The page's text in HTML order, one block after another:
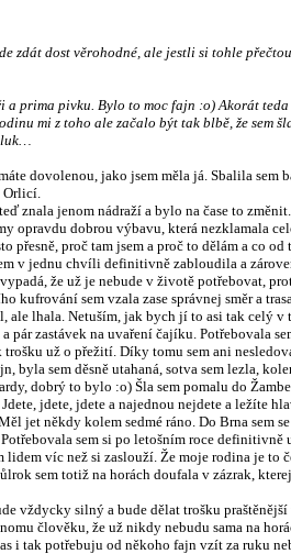
zdát dost věrohodné, ale jestli si tohle
a prima pivku. Bylo to moc fajn :o) Akorát
mi z toho ale začalo být tak blbě, že sem
dovolenou, jako jsem měla já. Sbalila
Orlicí.
znala jenom nádraží a bylo na čase to
opravdu dobrou výbavu, která nezklamala
přesně, proč tam jsem a proč to dělám a co
v jednu chvíli definitivně zabloudila a
že už je nebude v životě potřebovat,
sem vzala zase správnej směr a
ale lhala. Netuším, jak bych jí to asi tak celý
pár zastávek na uvaření čajíku.
už o přežití. Díky tomu sem ani
byla sem děsně utahaná, sotva sem lezla,
dobrý to bylo :o) Šla sem pomalu do
jdete, jdete a najednou nejdete a
jet někdy kolem sedmé ráno. Do Brna sem
sem si po letošním roce
lidem víc než si zaslouží. Že moje rodina je
sem totiž na horách doufala v zázrak,
vždycky silný a bude dělat trošku
člověku, že už nikdy nebudu sama na
i tak potřebuju od někoho fajn vzít za